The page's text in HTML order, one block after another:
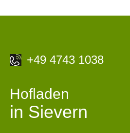
+49 4743 1038
Hofladen
in Sievern